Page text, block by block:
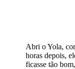
Abri o Yola,
horas depois,
ficasse tão